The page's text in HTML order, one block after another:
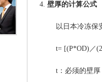
4. 壁厚的计算公式
以日本冷冻保
t= [(P*OD)／
t ：必须的壁厚